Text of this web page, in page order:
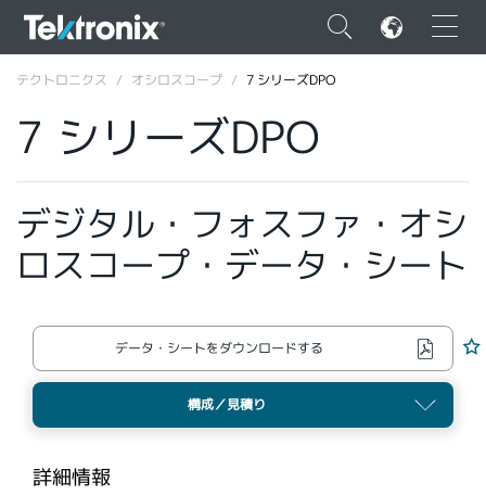
×
ENGLISH
FRANÇAIS
VIỆT NAM
简体中文
日本語
韓国語
テクトロニクス オシロスコープ 7 シリーズDPO
7 シリーズDPO
デジタル・フォスファ・オシ
ロスコープ・データ・シート
データ・シートをダウンロードする
構成／見積り
詳細情報